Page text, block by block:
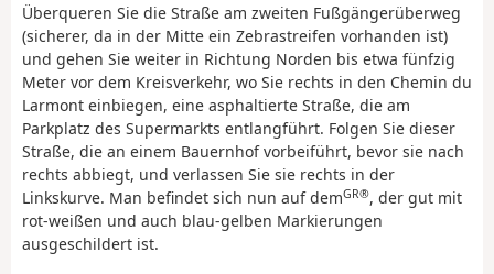
Überqueren Sie die Straße am zweiten Fußgängerüberweg
(sicherer, da in der Mitte ein Zebrastreifen vorhanden ist)
und gehen Sie weiter in Richtung Norden bis etwa fünfzig
Meter vor dem Kreisverkehr, wo Sie rechts in den Chemin du
Larmont einbiegen, eine asphaltierte Straße, die am
Parkplatz des Supermarkts entlangführt. Folgen Sie dieser
Straße, die an einem Bauernhof vorbeiführt, bevor sie nach
rechts abbiegt, und verlassen Sie sie rechts in der
Linkskurve. Man befindet sich nun auf demGR®, der gut mit
rot-weißen und auch blau-gelben Markierungen
ausgeschildert ist.